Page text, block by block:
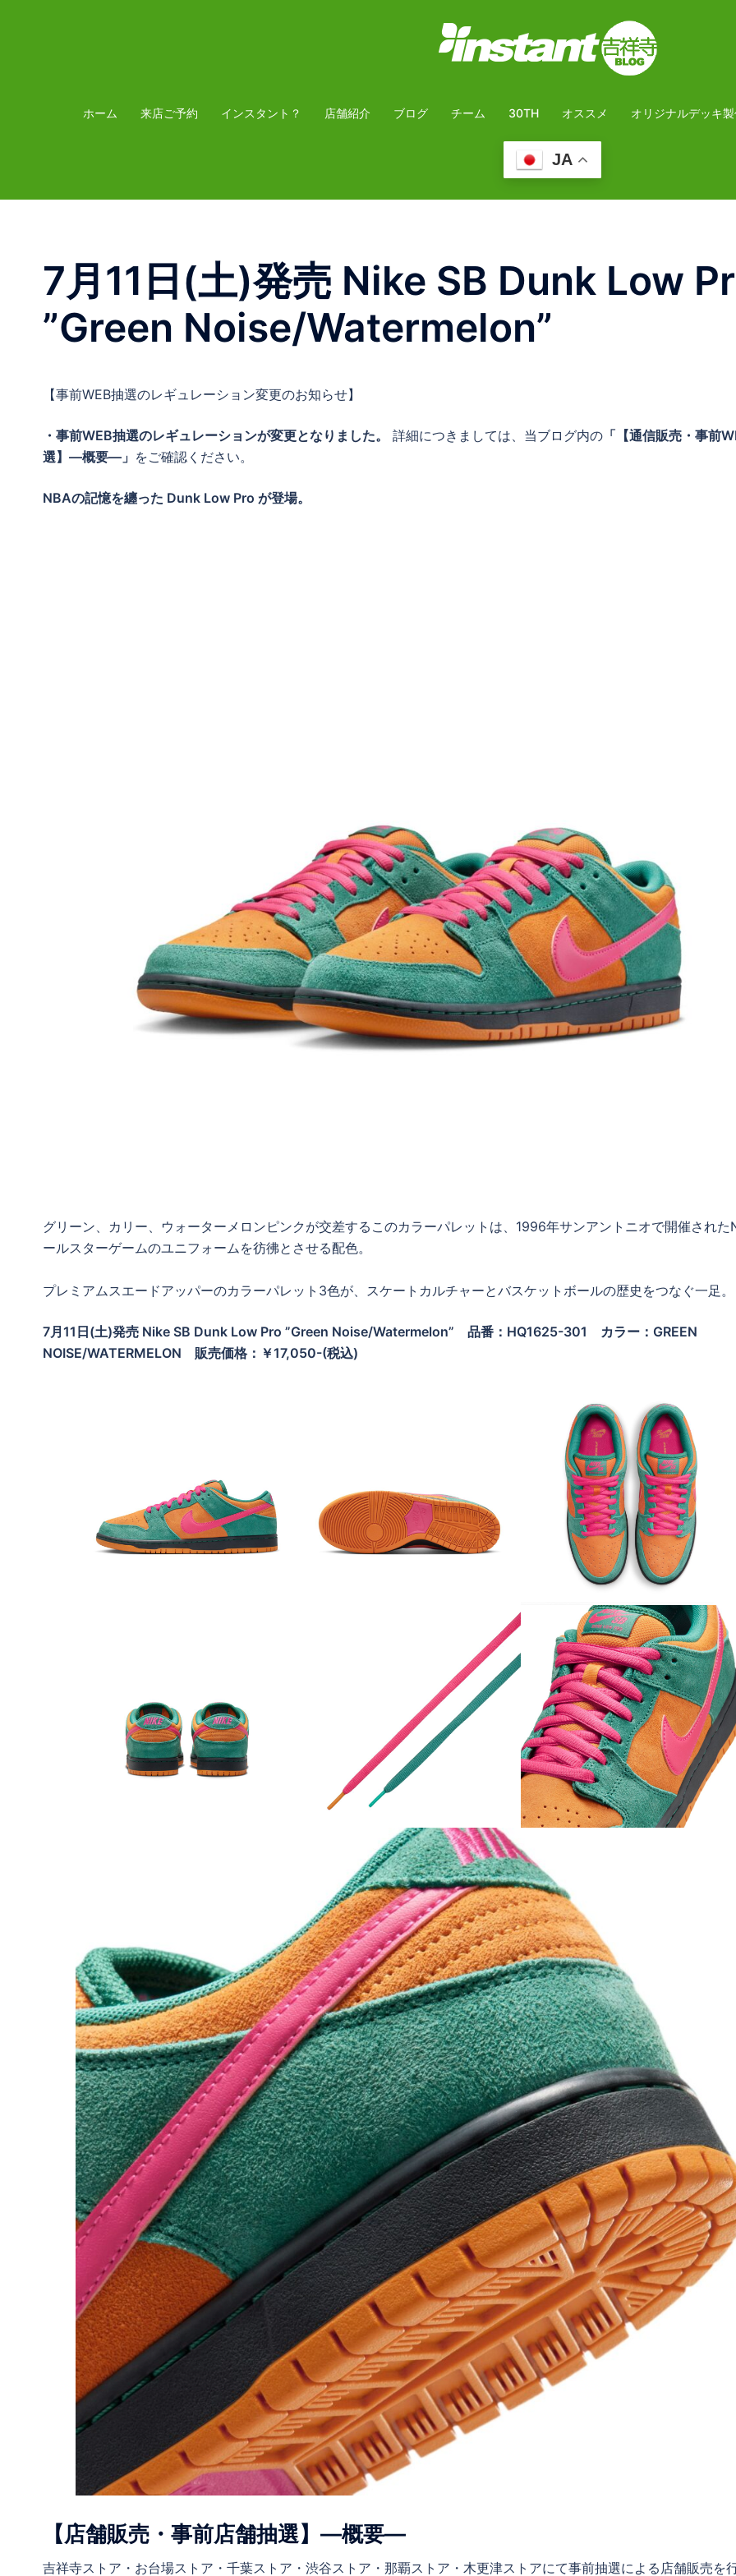
プ
ホーム 来店ご予約 インスタント？ 店舗紹介 ブログ チーム 30TH オススメ オリジナルデッキ
JA
7月11日(土)発売 Nike SB Dunk Low
”Green Noise/Watermelon”
【事前WEB抽選のレギュレーション変更のお知らせ】
・事前WEB抽選のレギュレーションが変更となりました。 詳細につきましては、当ブログ内の 「【通信販売・事前
選】―概要―」 をご確認ください。
NBAの記憶を纏った Dunk Low Pro が登場。
グリーン、カリー、ウォーターメロンピンクが交差するこのカラーパレットは、1996年サンアントニオで開催された
ールスターゲームのユニフォームを彷彿とさせる配色。
プレミアムスエードアッパーのカラーパレット3色が、スケートカルチャーとバスケットボールの歴史をつなぐ一足。
7月11日(土)発売 Nike SB Dunk Low Pro ”Green Noise/Watermelon” 品番：HQ1625-301 カラー： GREEN
NOISE/WATERMELON
販売価格：￥17,050-(税込)
【店舗販売・事前店舗抽選】―概要―
吉祥寺ストア・お台場ストア・千葉ストア・渋谷ストア・那覇ストア・木更津ストアにて事前抽選による店舗販売を